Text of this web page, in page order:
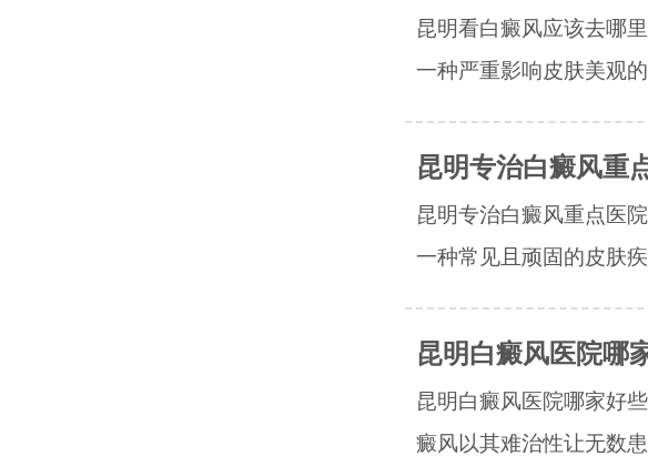
昆明看白癜风应该去哪
一种严重影响皮肤美观
昆明专治白癜风重
昆明专治白癜风重点医
一种常见且顽固的皮肤
昆明白癜风医院哪
昆明白癜风医院哪家好
癜风以其难治性让无数